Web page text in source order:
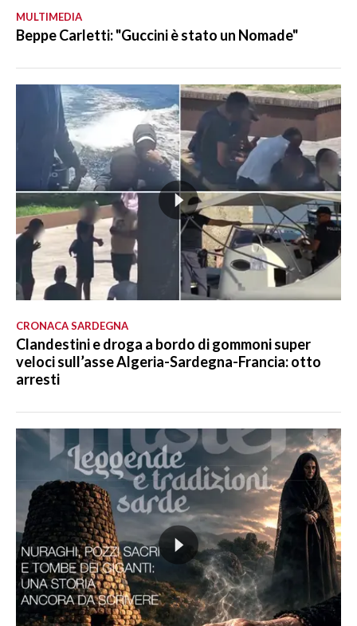
MULTIMEDIA
Beppe Carletti: "Guccini è stato un Nomade"
CRONACA SARDEGNA
Clandestini e droga a bordo di gommoni super
veloci sull’asse Algeria-Sardegna-Francia: otto
arresti